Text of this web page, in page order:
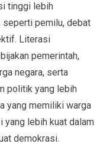
tinggi lebih
pemilu, debat
Literasi
pemerintah,
negara, serta
politik yang lebih
yang memiliki warga
yang lebih kuat dalam
demokrasi.